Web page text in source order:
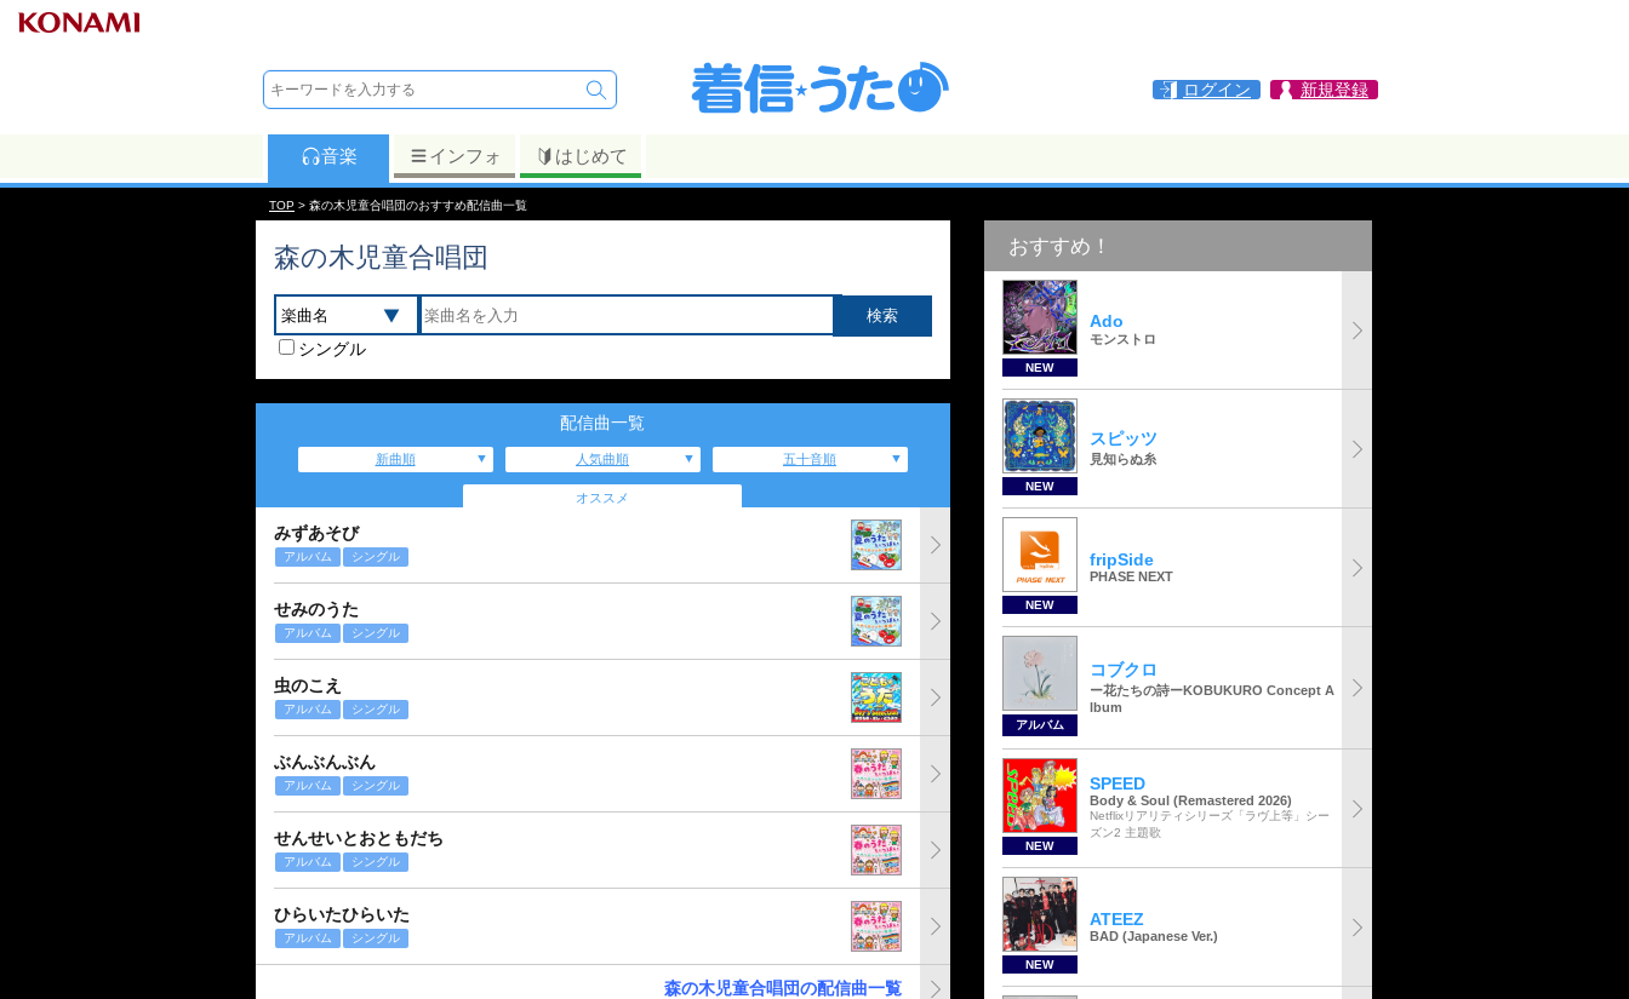
ログイン 新規登録
音楽 インフォ はじめて
TOP > 森の木児童合唱団のおすすめ配信曲一覧
森の木児童合唱団
シングル
配信曲一覧
新曲順 人気曲順 五十音順
オススメ
みずあそび
アルバム シングル
せみのうた
アルバム シングル
虫のこえ
アルバム シングル
ぶんぶんぶん
アルバム シングル
せんせいとおともだち
アルバム シングル
ひらいたひらいた
アルバム シングル
森の木児童合唱団の配信曲一覧
おすすめ！
NEW
Ado
モンストロ
NEW
スピッツ
見知らぬ糸
NEW
fripSide
PHASE NEXT
アルバム
コブクロ
ー花たちの詩ーKOBUKURO Concept A
lbum
NEW
SPEED
Body & Soul (Remastered 2026)
Netflixリアリティシリーズ「ラヴ上等」シー
ズン2 主題歌
NEW
ATEEZ
BAD (Japanese Ver.)